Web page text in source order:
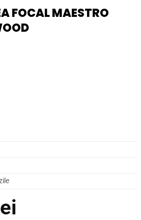
FOCAL MAESTRO
lei